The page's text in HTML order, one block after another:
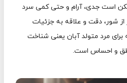
است جدی، آرام و حتی کمی سرد
از شور، دقت و علاقه به جزئیات
برای مرد متولد آبان یعنی شناخت
و احساس است.